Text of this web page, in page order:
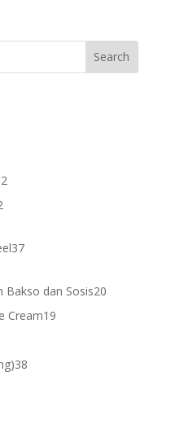
Search
22
32
3737
Bakso dan Sosis2020
Cream1919
3838